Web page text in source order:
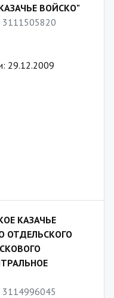
ВОЙСКО"
29.12.2009
КАЗАЧЬЕ
ОТДЕЛЬСКОГО